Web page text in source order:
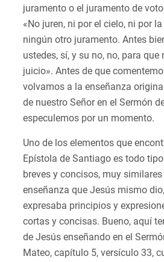
juramento o el juramento de
«No juren, ni por el cielo, ni por
ningún otro juramento. Antes
ustedes, sí, y su no, no, para
juicio». Antes de que
volvamos a la enseñanza
de nuestro Señor en el Sermón
especulemos por un momento.
Uno de los elementos que
Epístola de Santiago es todo
breves y concisos, muy
enseñanza que Jesús mismo
expresaba principios y
cortas y concisas. Bueno, aquí
de Jesús enseñando en el
Mateo, capítulo 5, versículo 33,